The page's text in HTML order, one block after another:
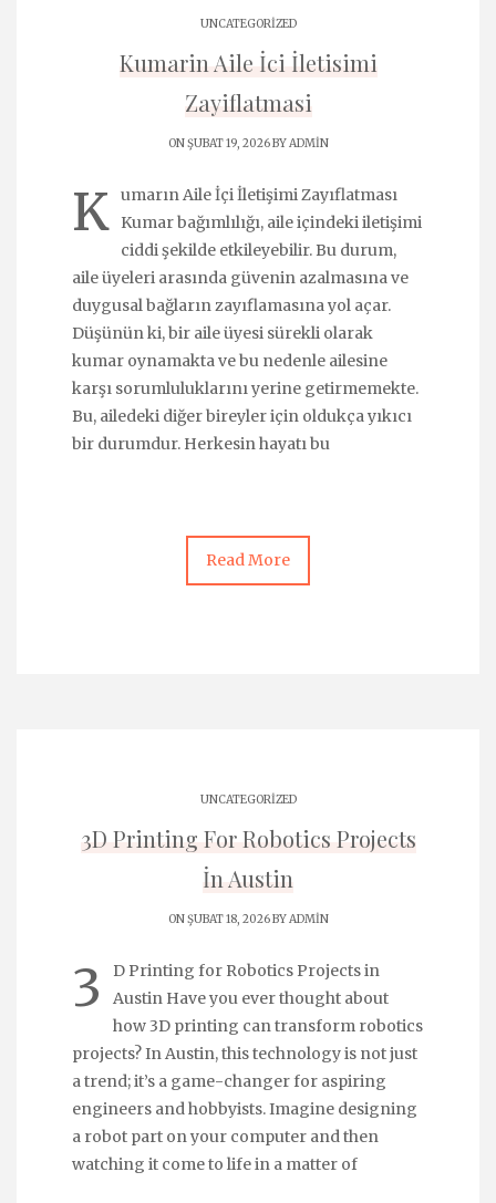
UNCATEGORIZED
Kumarin Aile İci İletisimi
Zayiflatmasi
ON ŞUBAT 19, 2026 BYADMIN
K umarın Aile İçi İletişimi Zayıflatması
Kumar bağımlılığı, aile içindeki iletişimi
ciddi şekilde etkileyebilir. Bu durum,
aile üyeleri arasında güvenin azalmasına ve
duygusal bağların zayıflamasına yol açar.
Düşünün ki, bir aile üyesi sürekli olarak
kumar oynamakta ve bu nedenle ailesine
karşı sorumluluklarını yerine getirmemekte.
Bu, ailedeki diğer bireyler için oldukça yıkıcı
bir durumdur. Herkesin hayatı bu
Read More
UNCATEGORIZED
3D Printing For Robotics Projects
İn Austin
ON ŞUBAT 18, 2026 BYADMIN
3
D Printing for Robotics Projects in
Austin Have you ever thought about
how 3D printing can transform robotics
projects? In Austin, this technology is not just
a trend; it’s a game-changer for aspiring
engineers and hobbyists. Imagine designing
a robot part on your computer and then
watching it come to life in a matter of